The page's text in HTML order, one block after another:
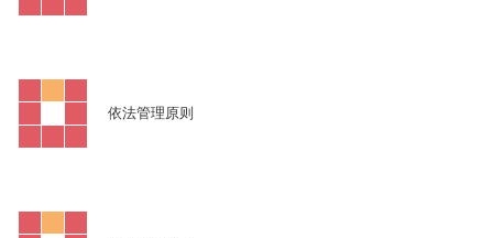
依法管理原则